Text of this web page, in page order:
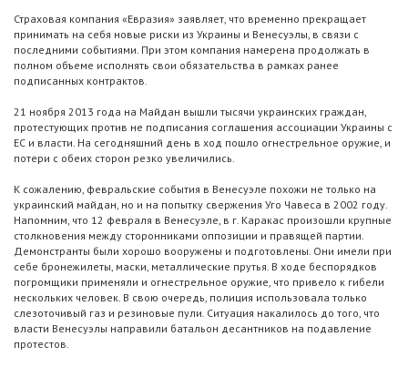
Страховая компания «Евразия» заявляет, что временно прекращает
принимать на себя новые риски из Украины и Венесуэлы, в связи с
последними событиями. При этом компания намерена продолжать в
полном объеме исполнять свои обязательства в рамках ранее
подписанных контрактов.
21 ноября 2013 года на Майдан вышли тысячи украинских граждан,
протестующих против не подписания соглашения ассоциации Украины с
ЕС и власти. На сегодняшний день в ход пошло огнестрельное оружие, и
потери с обеих сторон резко увеличились.
К сожалению, февральские события в Венесуэле похожи не только на
украинский майдан, но и на попытку свержения Уго Чавеса в 2002 году.
Напомним, что 12 февраля в Венесуэле, в г. Каракас произошли крупные
столкновения между сторонниками оппозиции и правящей партии.
Демонстранты были хорошо вооружены и подготовлены. Они имели при
себе бронежилеты, маски, металлические прутья. В ходе беспорядков
погромщики применяли и огнестрельное оружие, что привело к гибели
нескольких человек. В свою очередь, полиция использовала только
слезоточивый газ и резиновые пули. Ситуация накалилось до того, что
власти Венесуэлы направили батальон десантников на подавление
протестов.